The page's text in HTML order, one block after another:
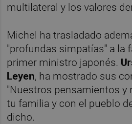
multilateral y los valores
Michel ha trasladado
"profundas simpatías" a la
primer ministro japonés.
Leyen, ha mostrado sus
"Nuestros pensamientos y
tu familia y con el pueblo
dicho.